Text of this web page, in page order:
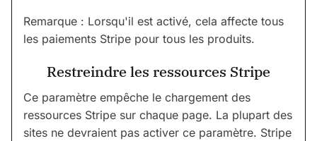
Remarque : Lorsqu'il est activé, cela affecte tous
les paiements Stripe pour tous les produits.
Restreindre les ressources Stripe
Ce paramètre empêche le chargement des
ressources Stripe sur chaque page. La plupart des
sites ne devraient pas activer ce paramètre. Stripe